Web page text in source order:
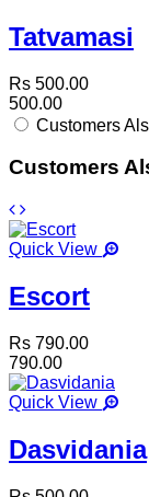
Tatvamasi
Rs 500.00
500.00
Customers
Customers
Quick View
Escort
Rs 790.00
790.00
Quick View
Dasvidania